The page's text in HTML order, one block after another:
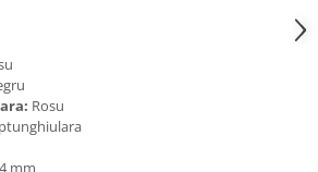
Rosu
mm